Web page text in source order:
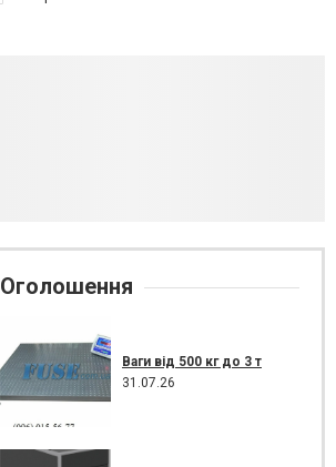
Оголошення
Ваги від 500 кг до 3 т
31.07.26